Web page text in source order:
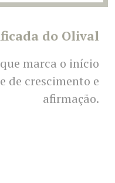
do Olival
marca o início
de crescimento e
afirmação.